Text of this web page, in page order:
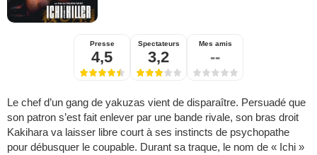
Presse
4,5
Spectateurs
3,2
Mes amis
--
Le chef d’un gang de yakuzas vient de disparaître. Persuadé que
son patron s’est fait enlever par une bande rivale, son bras droit
Kakihara va laisser libre court à ses instincts de psychopathe
pour débusquer le coupable. Durant sa traque, le nom de « Ichi »